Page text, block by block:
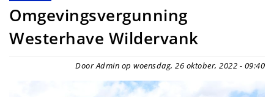
Omgevingsvergunning
Westerhave Wildervank
Door Admin op woensdag, 26 oktober, 2022 - 09:40